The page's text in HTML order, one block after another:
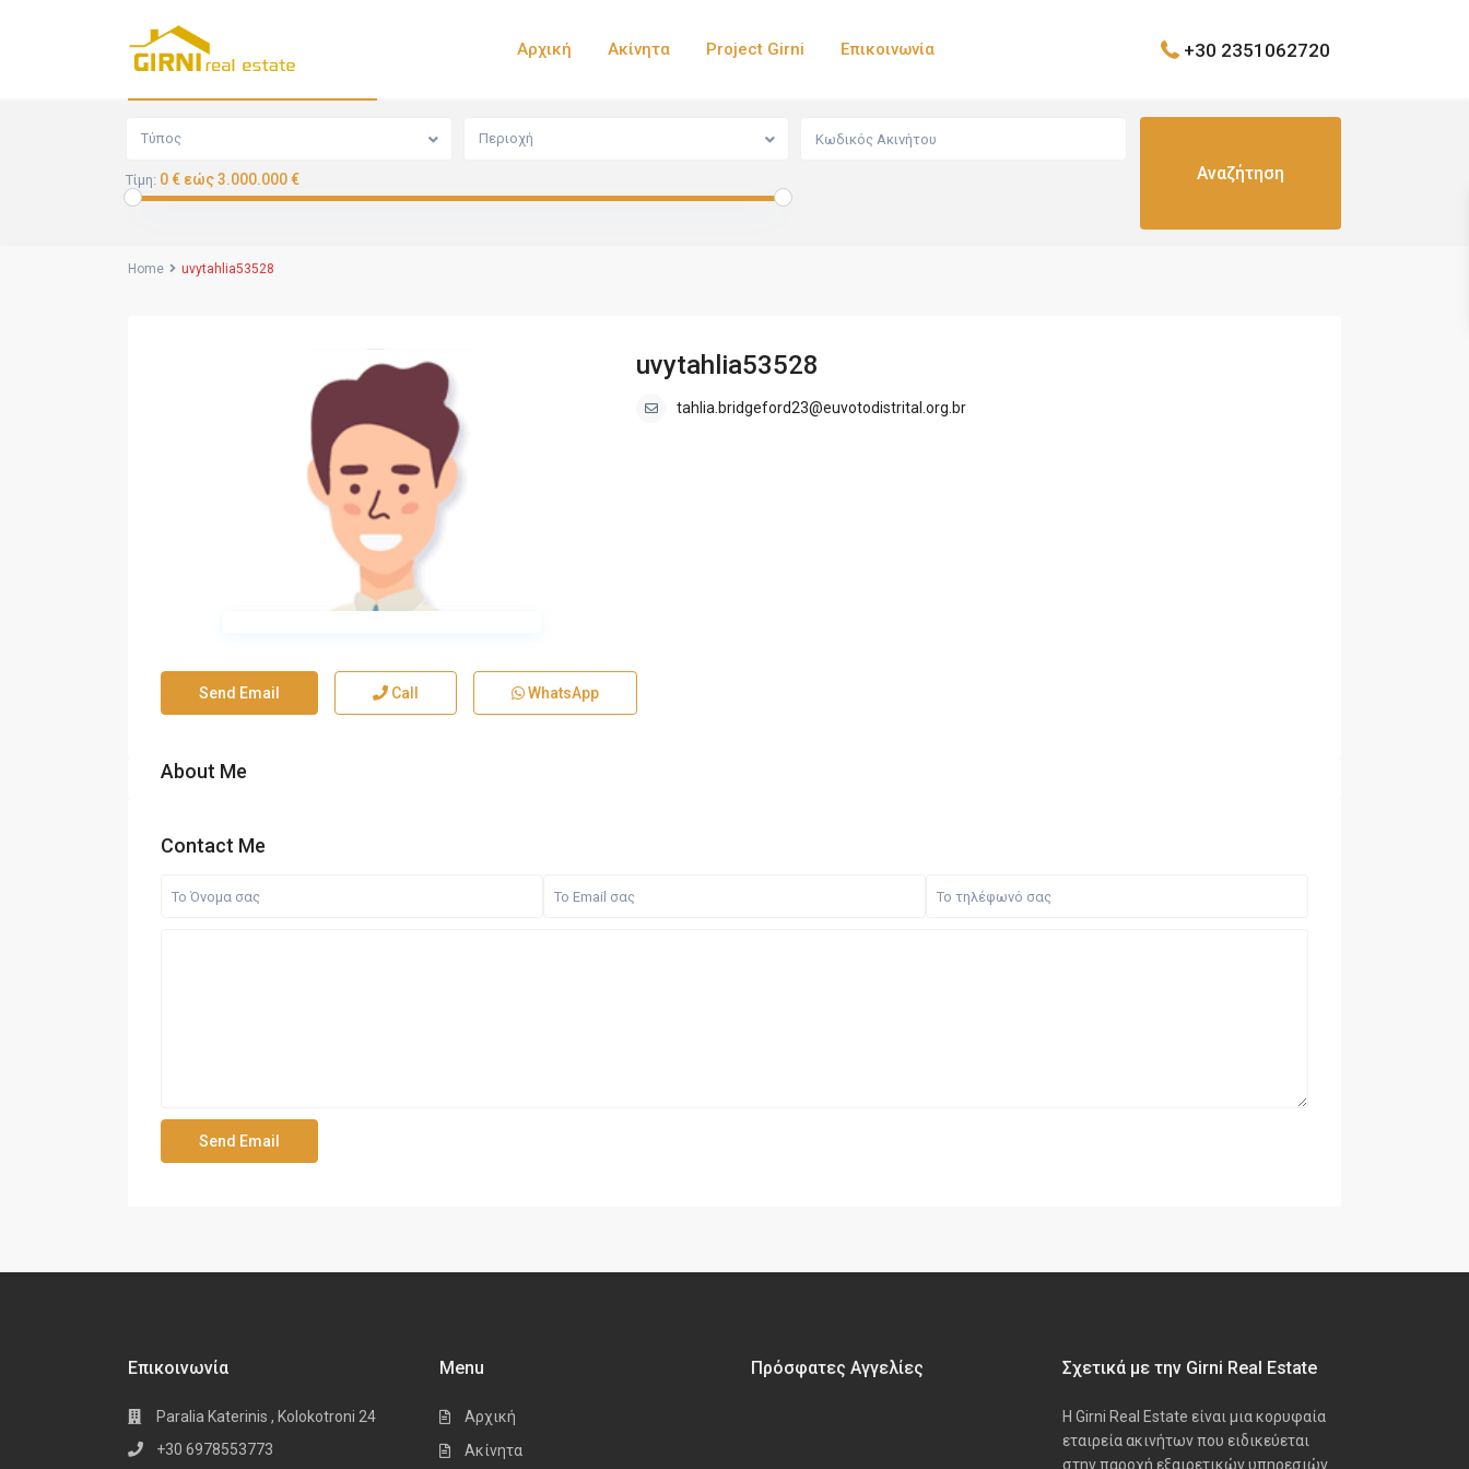
Αρχική Ακίνητα Project Girni Επικοινωνία +30 2351062720
Τύπος Περιοχή
Τίμη: 0 € εώς 3.000.000 €
Home uvytahlia53528
uvytahlia53528
tahlia.bridgeford23@euvotodistrital.org.br
Send Email Call WhatsApp
About Me
Contact Me
Επικοινωνία
Paralia Katerinis , Kolokotroni 24
+30 6978553773
Menu
Αρχική
Ακίνητα
Πρόσφατες Αγγελίες Σχετικά με την Girni Real Estate
Η Girni Real Estate είναι μια κορυφαία
εταιρεία ακινήτων που ειδικεύεται
στην παροχή εξαιρετικών υπηρεσιών